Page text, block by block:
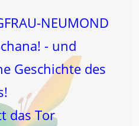
NEUMOND
- und
Geschichte des
das Tor